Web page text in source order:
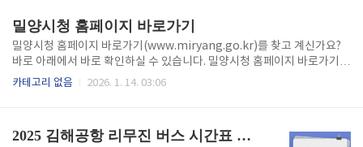
인하세요! 방송에 등장한 찜질방은 어디? JTBC '혼자
는 못해' 1화에서 공개된 찜질방은 경기도 남양주시 다
산동에 위치한 럭셔리 찜질카페로, 카페와 호텔식 인테
리어가 조화를 이루는 프리미엄 공간입니다. 여기서는
전통 찜질, 불가마, 히노끼탕, 쉼터 공간까지 모두 갖춰
밀양시청 홈페이지 바로가기
밀양시청 홈페이지 바로가기(www.miryang.go.kr)를 찾고 계신가요?
바로 아래에서 바로 확인하실 수 있습니다. 밀양시청 홈페이지 바로가기👆
행정+생활+관광을 아우르는 디지털 플랫폼 밀양시청 홈페이지(www.mi
스를 제공하고 있습니다. 실생활에 꼭 필요한 민원 서비스 제공 전자민원
카테고리 없음 2026. 1. 14. 03:06
2025 김해공항 리무진 버스 시간표 바로가기